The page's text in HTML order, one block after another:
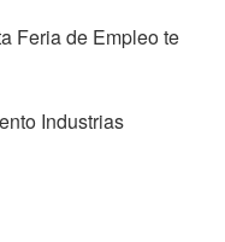
Feria de Empleo te
Industrias